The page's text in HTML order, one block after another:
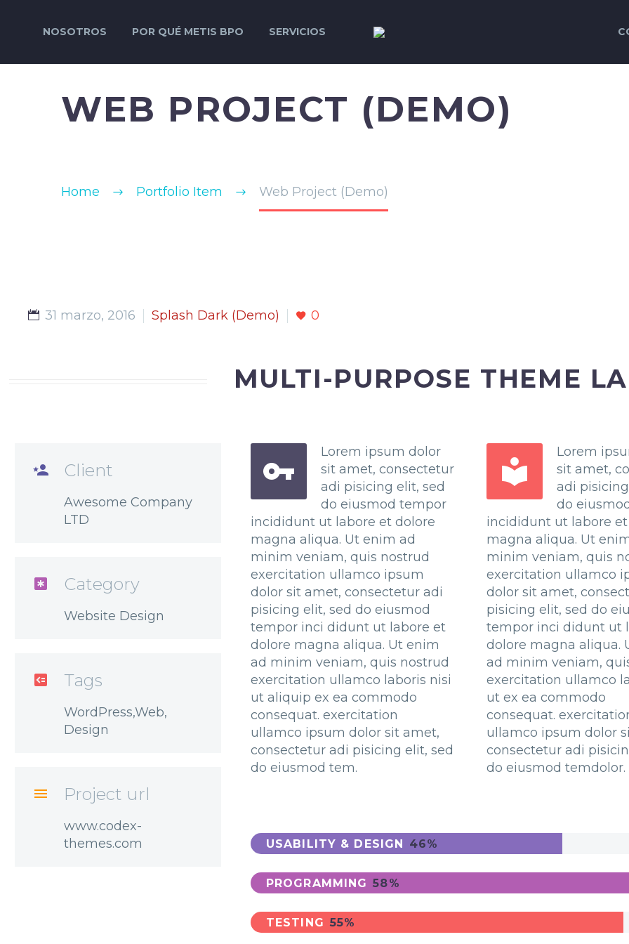
NOSOTROS POR QUÉ METIS BPO SERVICIOS
WEB PROJECT (DEMO)
Home Portfolio Item Web Project (Demo)
31 marzo, 2016 Splash Dark (Demo) 0
MULTI-PURPOSE THEME
 Client
Awesome Company
LTD
 Category
Website Design
 Tags
WordPress,Web,
Design
 Project url
www.codex-
themes.com


Lorem ipsum dolor
sit amet, consectetur
adi pisicing elit, sed
do eiusmod tempor
incididunt ut labore et dolore
magna aliqua. Ut enim ad
minim veniam, quis nostrud
exercitation ullamco ipsum
dolor sit amet, consectetur adi
pisicing elit, sed do eiusmod
tempor inci didunt ut labore et
dolore magna aliqua. Ut enim
ad minim veniam, quis nostrud
exercitation ullamco laboris nisi
ut aliquip ex ea commodo
consequat. exercitation
ullamco ipsum dolor sit amet,
consectetur adi pisicing elit, sed
do eiusmod tem.


Lorem
sit amet,
adi
do
incididunt ut labore
magna aliqua. Ut
minim veniam, quis
exercitation ullamco
dolor sit amet,
pisicing elit, sed do
tempor inci didunt ut
dolore magna aliqua.
ad minim veniam,
exercitation ullamco
ut ex ea commodo
consequat.
ullamco ipsum dolor
consectetur adi
do eiusmod temdolor.
USABILITY & DESIGN 46%
PROGRAMMING 58%
TESTING 55%